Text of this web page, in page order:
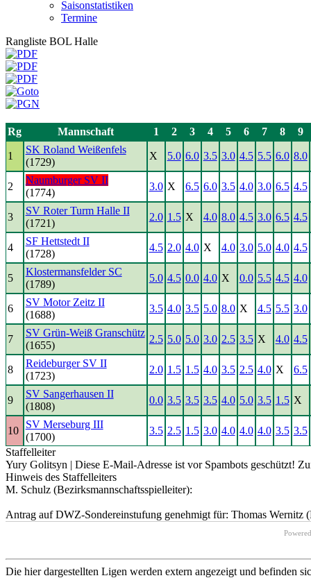
Saisonstatistiken
Termine
Rangliste BOL Halle
Rg Mannschaft 1 2 3 4 5 6 7 8 9
1
SK Roland Weißenfels
(1729)
X 5.0 6.0 3.5 3.0 4.5 5.5 6.0 8.0
2
Naumburger SV II
(1774)
3.0 X 6.5 6.0 3.5 4.0 3.0 6.5 4.5
3
SV Roter Turm Halle II
(1721)
2.0 1.5 X 4.0 8.0 4.5 3.0 6.5 4.5
4
SF Hettstedt II
(1728)
4.5 2.0 4.0 X 4.0 3.0 5.0 4.0 4.5
5
Klostermansfelder SC
(1789)
5.0 4.5 0.0 4.0 X 0.0 5.5 4.5 4.0
6
SV Motor Zeitz II
(1688)
3.5 4.0 3.5 5.0 8.0 X 4.5 5.5 3.0
7
SV Grün-Weiß Granschütz
(1655)
2.5 5.0 5.0 3.0 2.5 3.5 X 4.0 4.5
8
Reideburger SV II
(1723)
2.0 1.5 1.5 4.0 3.5 2.5 4.0 X 6.5
9
SV Sangerhausen II
(1808)
0.0 3.5 3.5 3.5 4.0 5.0 3.5 1.5 X
10
SV Merseburg III
(1700)
3.5 2.5 1.5 3.0 4.0 4.0 4.0 3.5 3.5
Staffelleiter
Yury Golitsyn | Diese E-Mail-Adresse ist vor Spambots geschützt!
Hinweis des Staffelleiters
M. Schulz (Bezirksmannschaftsspielleiter):
Antrag auf DWZ-Sondereinstufung genehmigt für: Thomas
Die hier dargestellten Ligen werden extern angezeigt und befinden